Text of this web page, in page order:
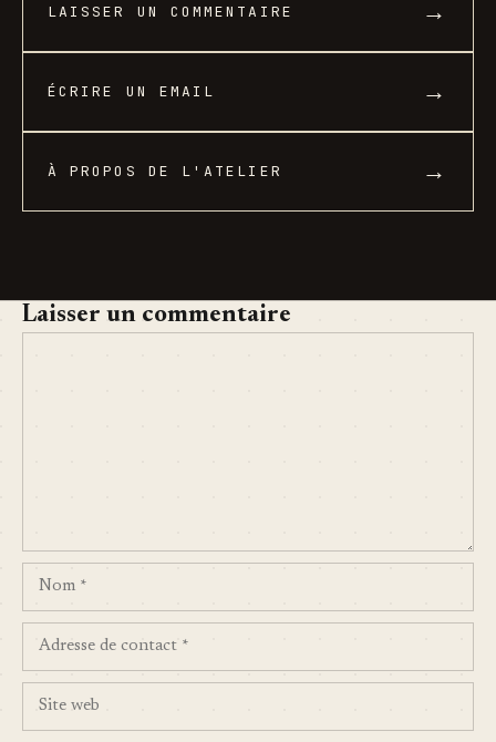
LAISSER UN COMMENTAIRE →
ÉCRIRE UN EMAIL →
À PROPOS DE L'ATELIER →
Laisser un commentaire
DE
CONTACT
WEB